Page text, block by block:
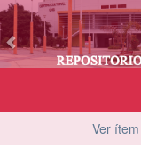
Ver ítem